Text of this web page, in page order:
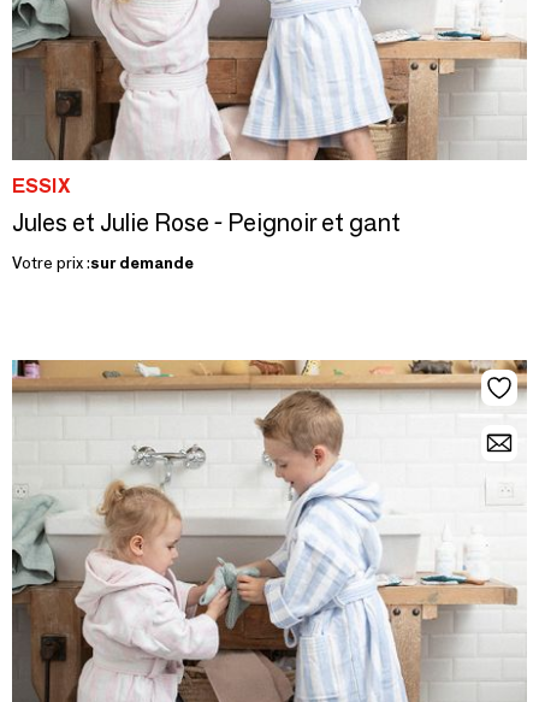
ESSIX
Jules et Julie Rose - Peignoir et gant
Votre prix :sur demande